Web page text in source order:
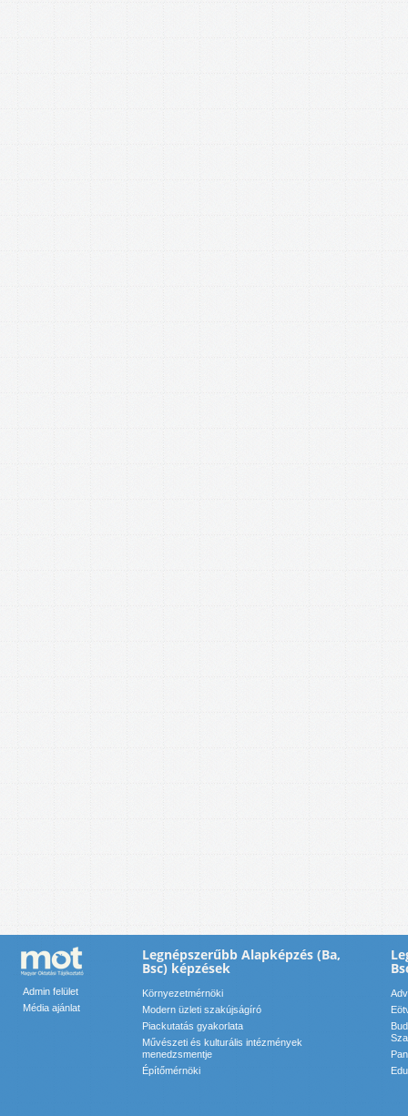
Admin felület
Média ajánlat
Legnépszerűbb Alapképzés (Ba,
Bsc) képzések
Környezetmérnöki
Modern üzleti szakújságíró
Piackutatás gyakorlata
Művészeti és kulturális intézmények
menedzsmentje
Építőmérnöki